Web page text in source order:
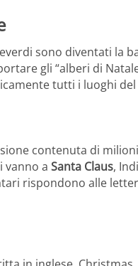
sono diventati la
gli “alberi di
tutti i luoghi
contenuta di
vanno a Santa Claus,
rispondono alle